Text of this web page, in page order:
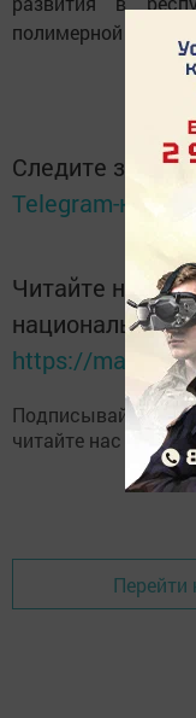
полимерной
Следите за
Telegram-канале
Читайте
национальном
https://max.ru/
Подписывайтесь
читайте нас
Перейти